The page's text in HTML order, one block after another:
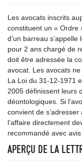
Les avocats inscrits
constituent un « Ordre
d’un barreau s’appelle
pour 2 ans chargé de
doit être adressée la
avocat. Les avocats
La Loi du 31-12-1971
2005 définissent leurs
déontologiques. Si
convient de
l’affaire directement
recommandé avec avis
APERÇU DE LA